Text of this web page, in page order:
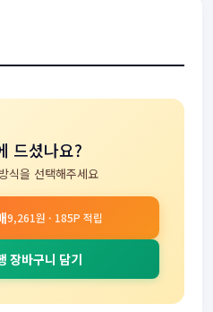
드셨나요?
식을 선택해주세요
9,261원 · 185P 적립
장바구니 담기